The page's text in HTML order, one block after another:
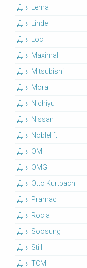
Для Lema
Для Linde
Для Loc
Для Maximal
Для Mitsubishi
Для Mora
Для Nichiyu
Для Nissan
Для Noblelift
Для OM
Для OMG
Для Otto Kurtbach
Для Pramac
Для Rocla
Для Soosung
Для Still
Для TCM